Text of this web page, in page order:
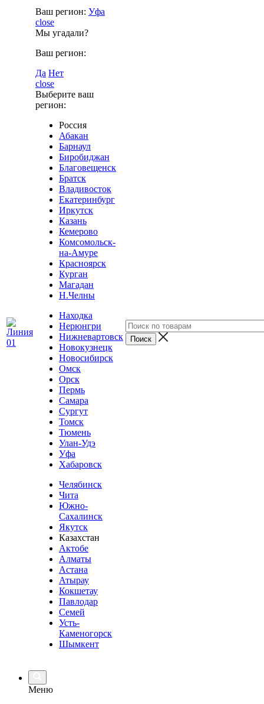
Ваш регион: Уфа
close
Мы угадали?
Ваш регион:
Да Нет
close
Выберите ваш
регион:
Россия
Абакан
Барнаул
Биробиджан
Благовещенск
Братск
Владивосток
Екатеринбург
Иркутск
Казань
Кемерово
Комсомольск-
на-Амуре
Красноярск
Курган
Магадан
Н.Челны
Находка
Нерюнгри
Нижневартовск
Новокузнецк
Новосибирск
Омск
Орск
Пермь
Самара
Сургут
Томск
Тюмень
Улан-Удэ
Уфа
Хабаровск
Челябинск
Чита
Южно-
Сахалинск
Якутск
Казахстан
Актобе
Алматы
Астана
Атырау
Кокшетау
Павлодар
Семей
Усть-
Каменогорск
Шымкент
Меню